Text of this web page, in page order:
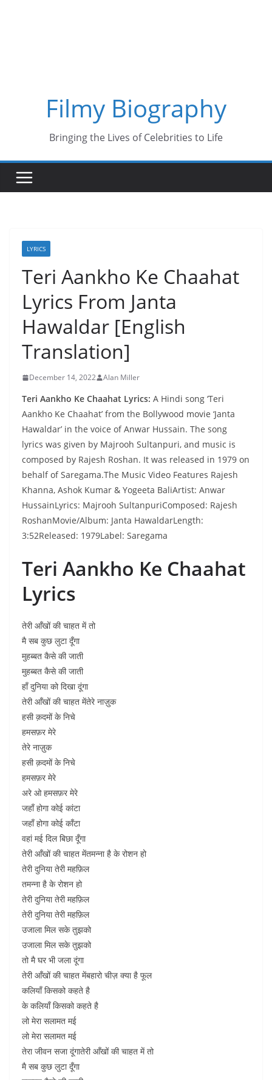
Filmy Biography
Bringing the Lives of Celebrities to Life
LYRICS
Teri Aankho Ke Chaahat
Lyrics From Janta
Hawaldar [English
Translation]
December 14, 2022 Alan Miller
Teri Aankho Ke Chaahat Lyrics: A Hindi song ‘Teri
Aankho Ke Chaahat’ from the Bollywood movie ‘Janta
Hawaldar’ in the voice of Anwar Hussain. The song
lyrics was given by Majrooh Sultanpuri, and music is
composed by Rajesh Roshan. It was released in 1979 on
behalf of Saregama.The Music Video Features Rajesh
Khanna, Ashok Kumar & Yogeeta BaliArtist: Anwar
HussainLyrics: Majrooh SultanpuriComposed: Rajesh
RoshanMovie/Album: Janta HawaldarLength:
3:52Released: 1979Label: Saregama
Teri Aankho Ke Chaahat
Lyrics
तेरी आँखों की चाहत में तो
मै सब कुछ लुटा दूँगा
मुहब्बत कैसे की जाती
मुहब्बत कैसे की जाती
हाँ दुनिया को दिखा दूंगा
तेरी आँखों की चाहत मेंतेरे नाज़ुक
हसी क़दमों के निचे
हमसफ़र मेरे
तेरे नाज़ुक
हसी क़दमों के निचे
हमसफ़र मेरे
अरे ओ हमसफ़र मेरे
जहाँ होगा कोई कांटा
जहाँ होगा कोई काँटा
वहां मई दिल बिछा दूँगा
तेरी आँखों की चाहत मेंतमन्ना है के रोशन हो
तेरी दुनिया तेरी महफ़िल
तमन्ना है के रोशन हो
तेरी दुनिया तेरी महफ़िल
तेरी दुनिया तेरी महफ़िल
उजाला मिल सके तुझको
उजाला मिल सके तुझको
तो मै घर भी जला दूंगा
तेरी आँखों की चाहत मेंबहारो चीज़ क्या है फूल
कलियाँ किसको कहते है
के कलियाँ किसको कहते है
लो मेरा सलामत मई
लो मेरा सलामत मई
तेरा जीवन सजा दूंगातेरी आँखों की चाहत में तो
मै सब कुछ लुटा दूँगा